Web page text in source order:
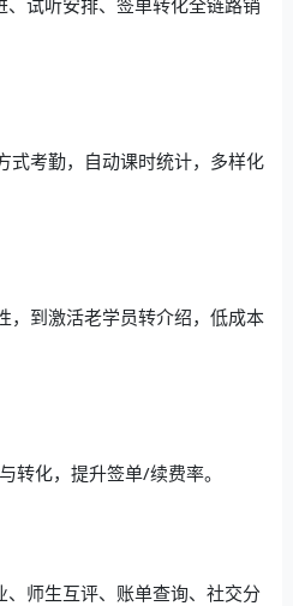
试听安排、签单转化全链路销
式考勤，自动课时统计，多样化
，到激活老学员转介绍，低成本
转化，提升签单/续费率。
师生互评、账单查询、社交分